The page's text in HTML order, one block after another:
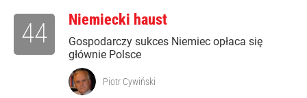
Niemiecki haust
Gospodarczy sukces Niemiec opłaca się
głównie Polsce
44
Piotr Cywiński